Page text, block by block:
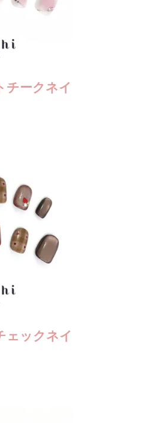
チークネイ
ェックネイ